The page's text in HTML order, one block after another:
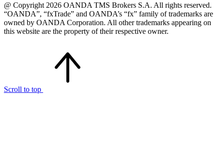
@ Copyright 2026 OANDA TMS Brokers S.A. All rights reserved.
“OANDA”, “fxTrade” and OANDA’s “fx” family of trademarks are
owned by OANDA Corporation. All other trademarks appearing on
this website are the property of their respective owner.
Scroll to top